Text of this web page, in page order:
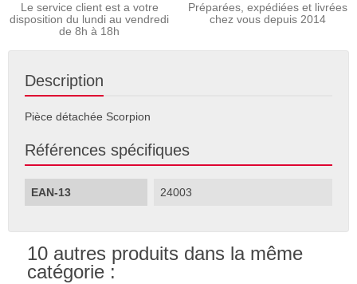
Le service client est a votre
disposition du lundi au vendredi
de 8h à 18h
Préparées, expédiées et livrées
chez vous depuis 2014
Description
Pièce détachée Scorpion
Références spécifiques
EAN-13 24003
10 autres produits dans la même
catégorie :